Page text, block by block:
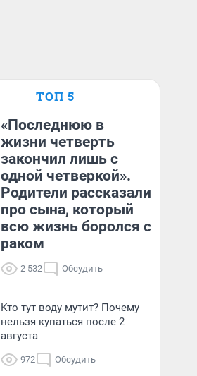
ТОП 5
«Последнюю в
жизни четверть
закончил лишь с
одной четверкой».
Родители рассказали
про сына, который
всю жизнь боролся с
раком
2 532 Обсудить
Кто тут воду мутит? Почему
нельзя купаться после 2
августа
972 Обсудить